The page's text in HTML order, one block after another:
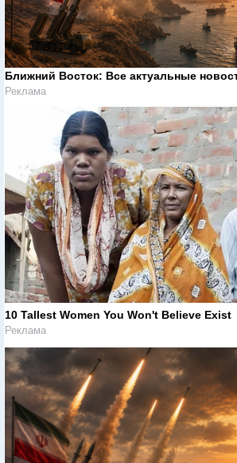
Ближний Восток: Все актуальные
Реклама
10 Tallest Women You Won't Believe Exist
Реклама